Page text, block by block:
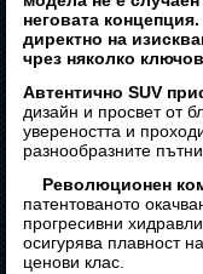
неговата
директно на
чрез няколко
Автентично SUV
дизайн и просвет от
увереността и
разнообразните
Революционен
патентованото
прогресивни
осигурява плавност
ценови клас.